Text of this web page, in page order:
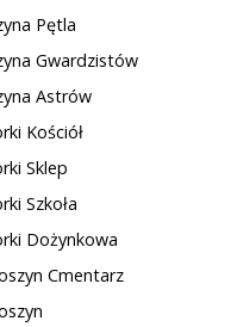
czcionek
Pętla
Gwardzistów
Astrów
Kościół
Sklep
Szkoła
Dożynkowa
Cmentarz